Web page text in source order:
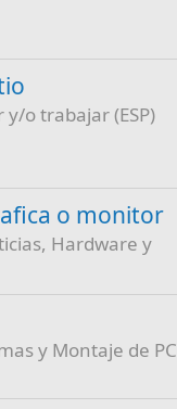
y/o trabajar (ESP)
o monitor
Hardware y
y Montaje de PC